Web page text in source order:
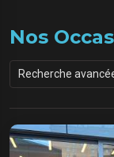
Nos
Recherche